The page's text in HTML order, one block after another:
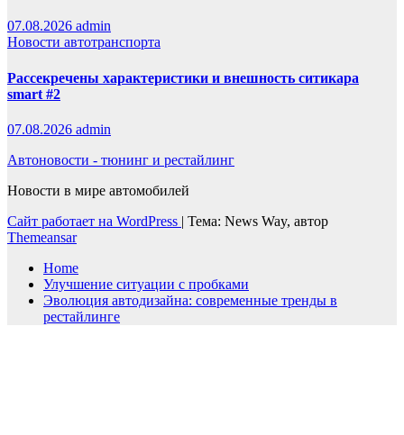
07.08.2026 admin
Новости автотранспорта
Рассекречены характеристики и внешность ситикара
smart #2
07.08.2026 admin
Автоновости - тюнинг и рестайлинг
Новости в мире автомобилей
Сайт работает на WordPress | Тема: News Way, автор
Themeansar
Home
Улучшение ситуации с пробками
Эволюция автодизайна: современные тренды в
рестайлинге